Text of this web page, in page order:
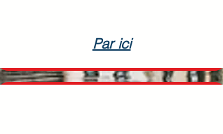
Par ici